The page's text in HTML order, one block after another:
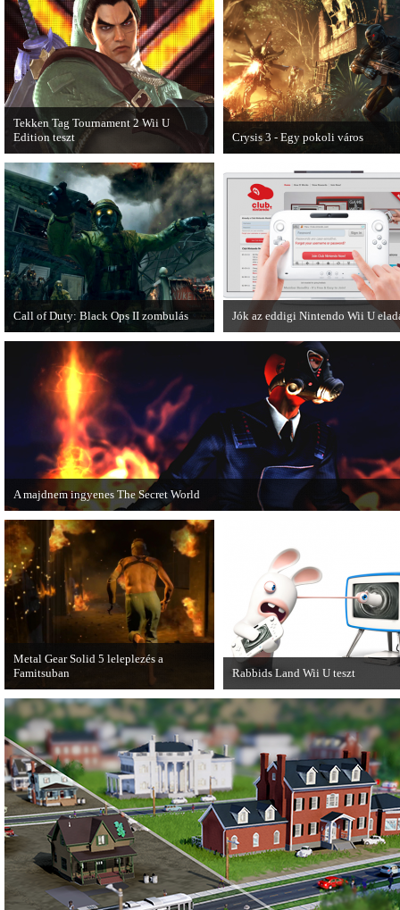
Dishonored videoteszt!
Tekken Tag Tournament 2 Wii U
Edition teszt
Az extrákkal felturbózott Tekken Tag
Tournament 2 a Wii U konzolon is
ütősre sikeredett.
Crysis 3 - Egy pokoli város
A Crysis 3 Hét Csodája
első része újabb lélegzetelállító
pillanatokat mutat be a játékból.
Call of Duty: Black Ops II zombulás
Egy DLC formájában jelent meg a Call
of Duty: Black Ops II Nuketown
Zombies.
Jók az eddigi Nintendo Wii U
A Nintendo Wii U meglévő
ellenére remekül teljesít a japán
A majdnem ingyenes The Secret World
A The Secret World alapjáték megvásárlása után mostantól nem kell havidíjat
fizetnünk a folyamatos kalandozásokért.
Metal Gear Solid 5 leleplezés a
Famitsuban
Hamarosan minden tisztázódik a VGA-
n bemutatott MGS videóval
kapcsolatban.
Rabbids Land Wii U teszt
A veszett nyulak Wii U
tiszteletüket teszik, amelyről az
KByte készített tesztet.